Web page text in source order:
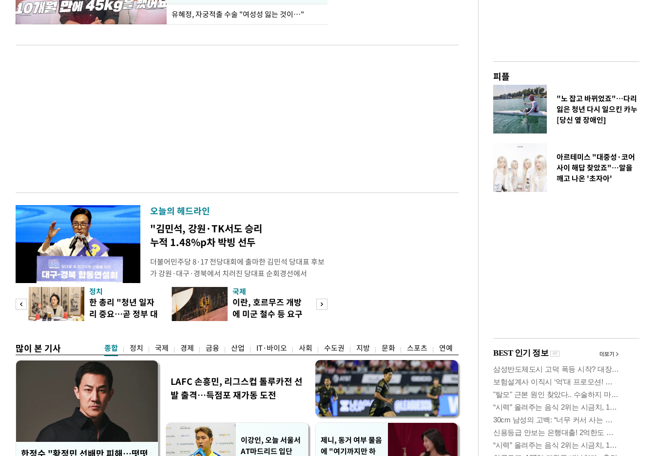
유혜정, 자궁적출 수술 "여성성 잃는 것이…"
오늘의 헤드라인
"김민석, 강원·TK서도 승리
누적 1.48%p차 박빙 선두
더불어민주당 8·17 전당대회에 출마한 김민석 당대표 후보
가 강원·대구·경북에서 치러진 당대표 순회경선에서
48.54%(1만8977표)를 얻어 상대 경쟁주자인 정청래 후보
를 1622표(4.14%p) 차로 제치고 1위를 차지했다. 전날 제주
·인천 권리당원 투표에서도 김 후보가 앞섰다. 이에 따라 누
적 합산(가중치 미반영)에서도 김 후보(46.01%)가
피
정치
한 총리 "청년 일자
리 중요…곧 정부 대
국제
이란, 호르무즈 개방
에 미군 철수 등 요구
많이 본 기사 종합 정치 국제 경제 금융 산업 IT·바이오 사회 수도권 지방 문화 스포츠 연예
한정수 "황정민 선배만 피해…떳떳
LAFC 손흥민, 리그스컵 톨루카전 선
발 출격…득점포 재가동 도전
이강인, 오늘 서울서
AT마드리드 입단
제니, 동거 여부 물음
에 "여기까지만 하
피플
"노 잡고 바뀌었죠"…다리
잃은 청년 다시 일으킨 카누
[당신 옆 장애인]
아르테미스 "대중성·코어
사이 해답 찾았죠"…알을
깨고 나온 '초자아'